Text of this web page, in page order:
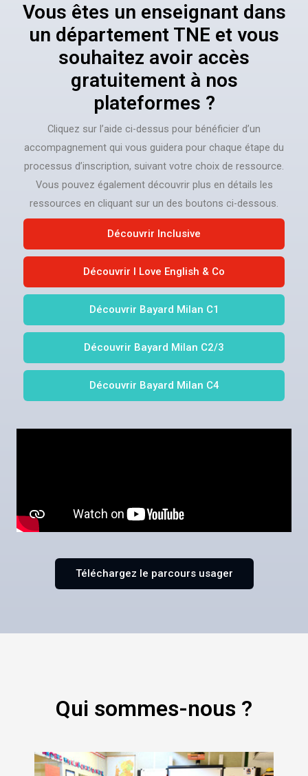
Vous êtes un enseignant dans
un département TNE et vous
souhaitez avoir accès
gratuitement à nos
plateformes ?
Cliquez sur l’aide ci-dessus pour bénéficier d’un
accompagnement qui vous guidera pour chaque étape du
processus d’inscription, suivant votre choix de ressource.
Vous pouvez également découvrir plus en détails les
ressources en cliquant sur un des boutons ci-dessous.
Découvrir Inclusive
Découvrir I Love English & Co
Découvrir Bayard Milan C1
Découvrir Bayard Milan C2/3
Découvrir Bayard Milan C4
Téléchargez le parcours usager
Qui sommes-nous ?